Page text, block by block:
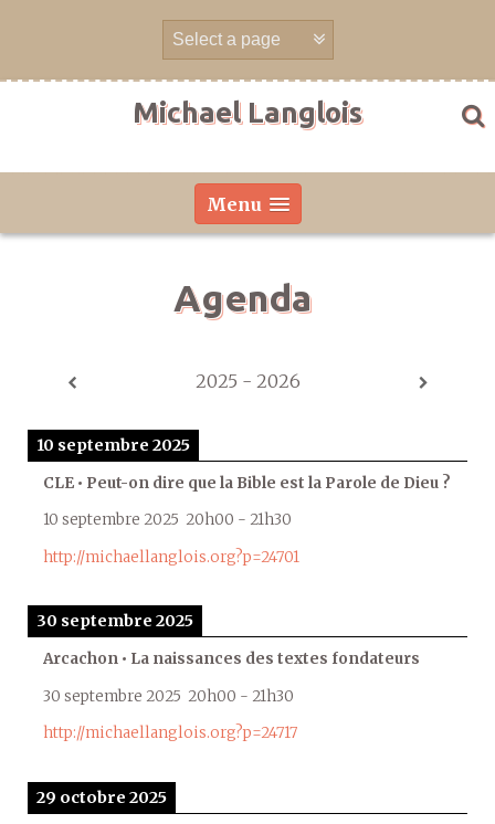
Michael Langlois
Menu
Agenda
2025 - 2026
10 septembre 2025
CLE • Peut-on dire que la Bible est la Parole de Dieu ?
10 septembre 2025 20h00 - 21h30
http://michaellanglois.org?p=24701
30 septembre 2025
Arcachon • La naissances des textes fondateurs
30 septembre 2025 20h00 - 21h30
http://michaellanglois.org?p=24717
29 octobre 2025